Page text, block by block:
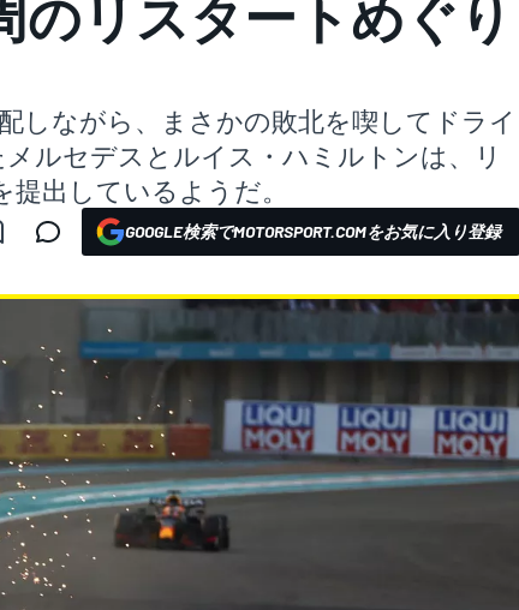
のリスタートめぐり
しながら、まさかの敗北を喫してドライ
ルセデスとルイス・ハミルトンは、リ
出しているようだ。
GOOGLE検索でMOTORSPORT.COMをお気に入り登録